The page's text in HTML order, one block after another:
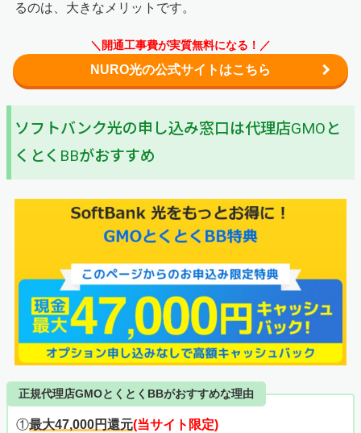
るのは、大きなメリットです。
＼開通工事費が実質無料になる！／
NURO光の公式サイトはこちら
ソフトバンク光の申し込み窓口は代理店GMOと
くとくBBがおすすめ
正規代理店GMOとくとくBBがおすすめな理由
①最大47,000円還元(当サイト限定)